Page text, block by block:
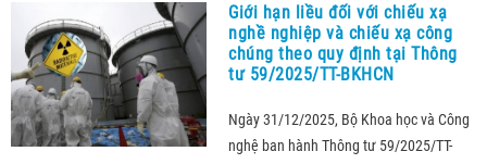
Giới hạn liều đối với chiếu xạ
nghề nghiệp và chiếu xạ công
chúng theo quy định tại Thông
tư 59/2025/TT-BKHCN
Ngày 31/12/2025, Bộ Khoa học và Công
nghệ ban hành Thông tư 59/2025/TT-